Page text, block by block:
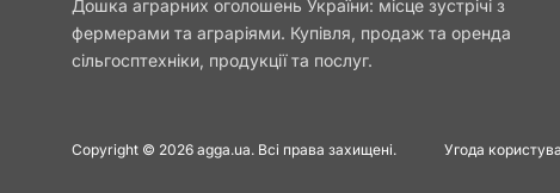
Дошка аграрних оголошень України: місце зустрічі з
фермерами та аграріями. Купівля, продаж та оренда
сільгосптехніки, продукції та послуг.
Copyright © 2026 agga.ua. Всі права захищені. Угода